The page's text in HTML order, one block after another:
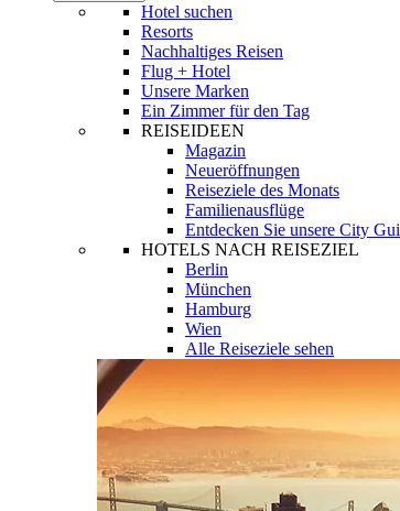
Hotel suchen
Resorts
Nachhaltiges Reisen
Flug + Hotel
Unsere Marken
Ein Zimmer für den Tag
REISEIDEEN
Magazin
Neueröffnungen
Reiseziele des Monats
Familienausflüge
Entdecken Sie unsere City
HOTELS NACH REISEZIEL
Berlin
München
Hamburg
Wien
Alle Reiseziele sehen